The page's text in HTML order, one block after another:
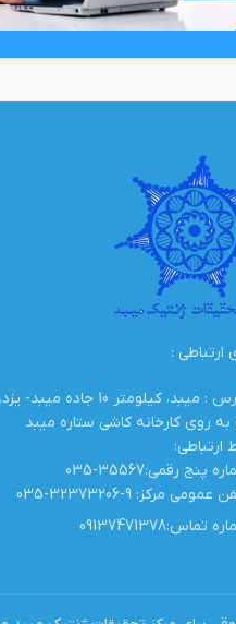
ارتباطی :
آدرس : میبد، کیلومتر 10 جاده میبد- یزد،
به روی کارخانه کاشی ستاره میبد
ارتباطی:
پنج رقمی:35567-035
عمومی مرکز: 9-32373206-035
تماس:09137471378